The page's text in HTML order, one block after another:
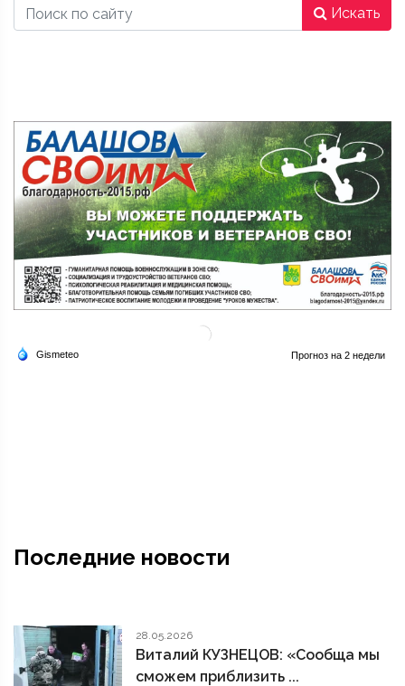
Искать
Последние новости
28.05.2026
Виталий КУЗНЕЦОВ: «Сообща мы
сможем приблизить ...